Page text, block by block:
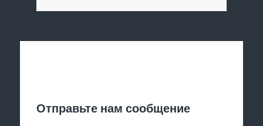
Отправьте нам сообщение